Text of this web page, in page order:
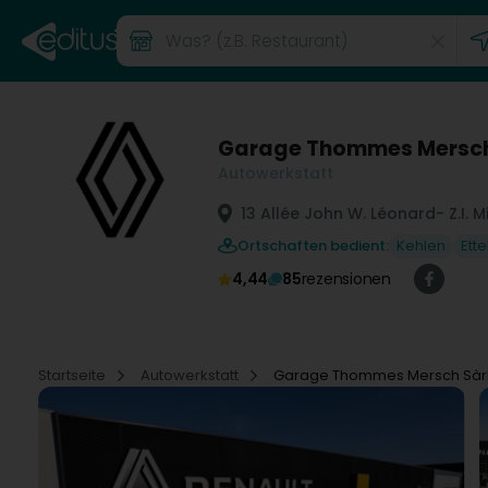
Garage Thommes
13 Allée John W. Léonard- Z.I.
Ortschaften bedient: Kehlen
4,44 85rezensionen
Startseite Autowerkstatt Garage Thommes Mersch